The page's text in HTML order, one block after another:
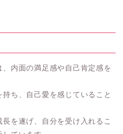
内面の満足感や自己肯定感を
ち、自己愛を感じていること
を遂げ、自分を受け入れるこ